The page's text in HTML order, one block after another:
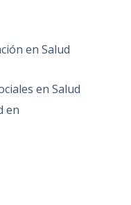
en Salud
en Salud
en